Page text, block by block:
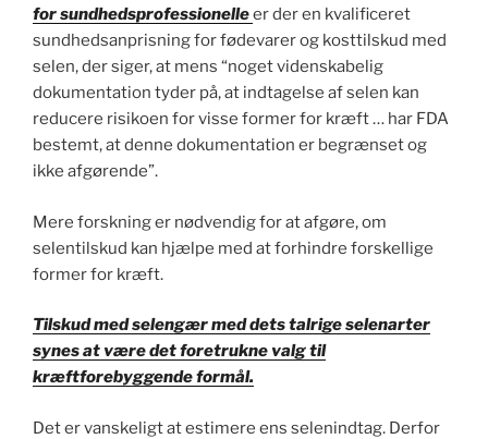
for sundhedsprofessionelleer der en kvalificeret
sundhedsanprisning for fødevarer og kosttilskud med
selen, der siger, at mens “noget videnskabelig
dokumentation tyder på, at indtagelse af selen kan
reducere risikoen for visse former for kræft … har FDA
bestemt, at denne dokumentation er begrænset og
ikke afgørende”.
Mere forskning er nødvendig for at afgøre, om
selentilskud kan hjælpe med at forhindre forskellige
former for kræft.
Tilskud med selengær med dets talrige selenarter
synes at være det foretrukne valg til
kræftforebyggende formål.
Det er vanskeligt at estimere ens selenindtag. Derfor